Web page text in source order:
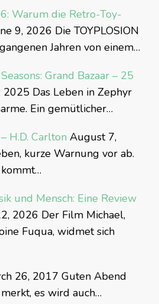
Warum die Retro-Toy-
9, 2026 Die TOYPLOSION
Jahren von einem…
Grand Bazaar – 25
2025 Das Leben in Zephyr
Ein gemütlicher…
H.D. Carlton August 7,
kurze Warnung vor ab.
und Mensch: Eine Review
2026 Der Film Michael,
Fuqua, widmet sich
26, 2017 Guten Abend
es wird auch…